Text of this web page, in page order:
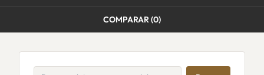
COMPARAR (0)